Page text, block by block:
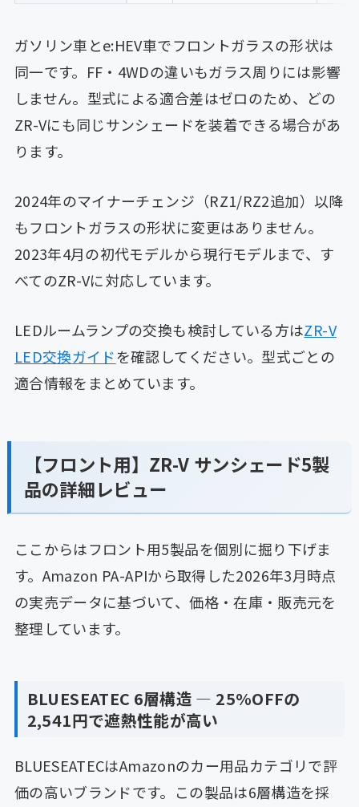
ガソリン車とe:HEV車でフロントガラスの形状は
同一です。FF・4WDの違いもガラス周りには影響
しません。型式による適合差はゼロのため、どの
ZR-Vにも同じサンシェードを装着できる場合があ
ります。
2024年のマイナーチェンジ（RZ1/RZ2追加）以降
もフロントガラスの形状に変更はありません。
2023年4月の初代モデルから現行モデルまで、す
べてのZR-Vに対応しています。
LEDルームランプの交換も検討している方はZR-V
LED交換ガイドを確認してください。型式ごとの
適合情報をまとめています。
【フロント用】ZR-V サンシェード5製
品の詳細レビュー
ここからはフロント用5製品を個別に掘り下げま
す。Amazon PA-APIから取得した2026年3月時点
の実売データに基づいて、価格・在庫・販売元を
整理しています。
BLUESEATEC 6層構造 ― 25%OFFの
2,541円で遮熱性能が高い
BLUESEATECはAmazonのカー用品カテゴリで評
価の高いブランドです。この製品は6層構造を採